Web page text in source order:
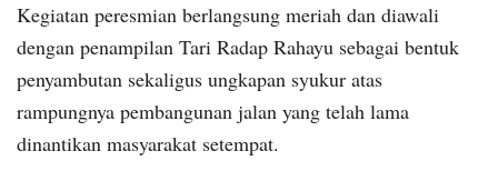
Kegiatan peresmian berlangsung meriah dan diawali
dengan penampilan Tari Radap Rahayu sebagai bentuk
penyambutan sekaligus ungkapan syukur atas
rampungnya pembangunan jalan yang telah lama
dinantikan masyarakat setempat.